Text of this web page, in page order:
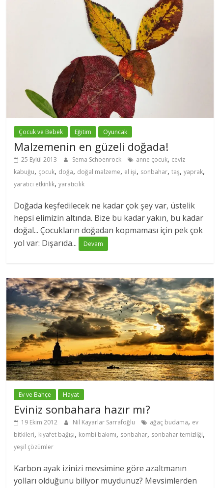
Çocuk ve Bebek Eğitim Oyuncak
Malzemenin en güzeli doğada!
25 Eylül 2013 Sema Schoenrock anne çocuk, ceviz
kabuğu, çocuk, doğa, doğal malzeme, el işi, sonbahar,taş,yaprak,
yaratıcı etkinlik,yaratıcılık
Doğada keşfedilecek ne kadar çok şey var, üstelik
hepsi elimizin altında. Bize bu kadar yakın, bu kadar
doğal... Çocukların doğadan kopmaması için pek çok
yol var: Dışarıda...
Devam
Ev ve Bahçe Hayat
Eviniz sonbahara hazır mı?
19 Ekim 2012 Nil Kayarlar Sarrafoğlu ağaç budama, ev
bitkileri, kıyafet bağışı, kombi bakımı, sonbahar, sonbahar temizliği,
yeşil çözümler
Karbon ayak izinizi mevsimine göre azaltmanın
yolları olduğunu biliyor muydunuz? Mevsimlerden